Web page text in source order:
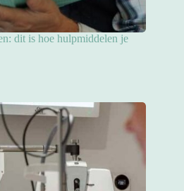
dit is hoe hulpmiddelen je